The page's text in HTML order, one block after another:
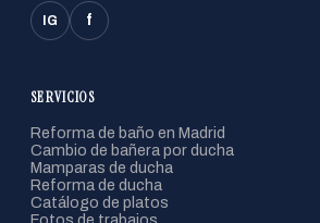
IG f
SERVICIOS
Reforma de baño en Madrid
Cambio de bañera por ducha
Mamparas de ducha
Reforma de ducha
Catálogo de platos
Fotos de trabajos